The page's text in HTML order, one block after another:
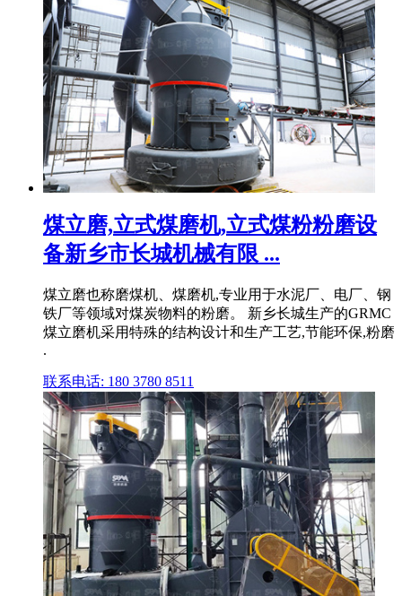
煤立磨,立式煤磨机,立式煤粉粉磨设
备新乡市长城机械有限 ...
煤立磨也称磨煤机、煤磨机,专业用于水泥厂、电厂、钢
铁厂等领域对煤炭物料的粉磨。 新乡长城生产的GRMC
煤立磨机采用特殊的结构设计和生产工艺,节能环保,粉磨
.
联系电话: 180 3780 8511